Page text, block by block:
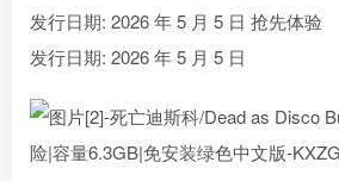
发行日期: 2026 年 5 月 5 日 抢先体验
发行日期: 2026 年 5 月 5 日